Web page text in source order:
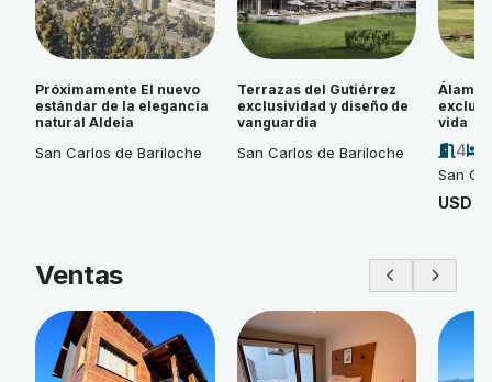
Próximamente El nuevo
estándar de la elegancia
natural Aldeia
San Carlos de Bariloche
Terrazas del Gutiérrez
exclusividad y diseño de
vanguardia
San Carlos de Bariloche
vida
4
San
USD
Ventas